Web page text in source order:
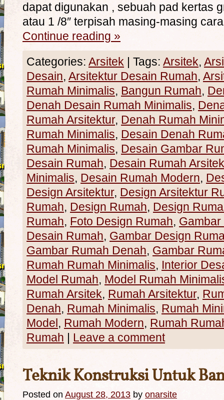
dapat digunakan , sebuah pad kertas
atau 1 /8″ terpisah masing-masing
Continue reading »
Categories: Arsitek | Tags: Arsitek,
Desain, Arsitektur Desain Rumah,
Rumah Minimalis, Bangun Rumah,
Denah Desain Rumah Minimalis,
Rumah Arsitektur, Denah Rumah
Rumah Minimalis, Desain Denah
Rumah Minimalis, Desain Gambar
Desain Rumah, Desain Rumah
Minimalis, Desain Rumah Modern,
Design Arsitektur, Design Arsitektur
Rumah, Design Rumah, Design
Rumah, Foto Design Rumah,
Desain Rumah, Gambar Design
Gambar Rumah Denah, Gambar
Rumah Rumah Minimalis, Interior
Model Rumah, Model Rumah
Rumah Arsitek, Rumah Arsitektur,
Denah, Rumah Minimalis, Rumah
Model, Rumah Modern, Rumah
Rumah | Leave a comment
Teknik Konstruksi Untuk
Posted on August 28, 2013 by onarsite